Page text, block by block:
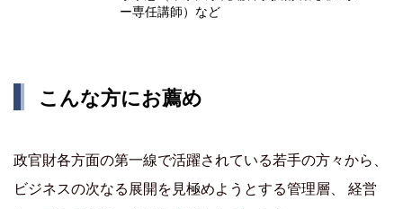
ー専任講師）など
こんな方にお薦め
政官財各方面の第一線で活躍されている若手の方々から、
ビジネスの次なる展開を見極めようとする管理層、 経営